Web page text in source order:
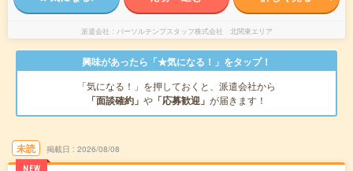
派遣会社 パーソルテンプスタッフ株式会社 北関東エリア
興味があったら「★気になる！」をタップ！
「気になる！」を押しておくと、派遣会社から
「面談確約」 や 「応募歓迎」 が届きます！
未読 掲載日 2026/08/08